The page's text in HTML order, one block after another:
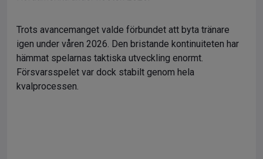
Trots avancemanget valde förbundet att byta tränare
igen under våren 2026. Den bristande kontinuiteten har
hämmat spelarnas taktiska utveckling enormt.
Försvarsspelet var dock stabilt genom hela
kvalprocessen.